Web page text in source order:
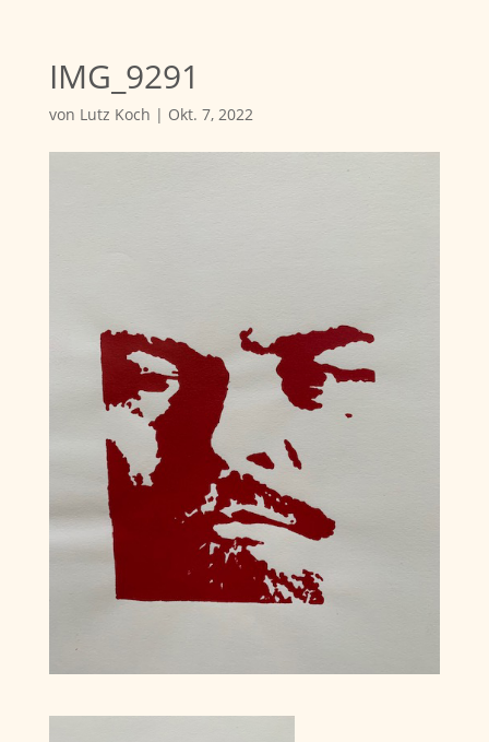
IMG_9291
von Lutz Koch | Okt. 7, 2022